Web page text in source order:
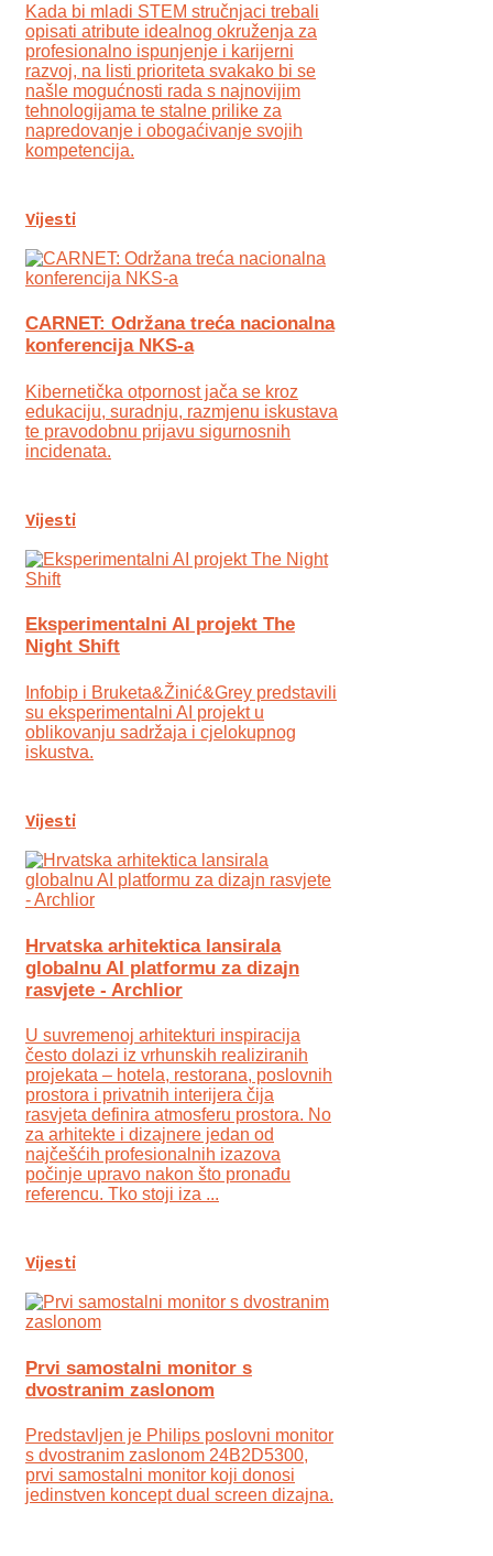
Kada bi mladi STEM stručnjaci trebali
opisati atribute idealnog okruženja za
profesionalno ispunjenje i karijerni
razvoj, na listi prioriteta svakako bi se
našle mogućnosti rada s najnovijim
tehnologijama te stalne prilike za
napredovanje i obogaćivanje svojih
kompetencija.
Vijesti
CARNET: Održana treća nacionalna
konferencija NKS-a
Kibernetička otpornost jača se kroz
edukaciju, suradnju, razmjenu iskustava
te pravodobnu prijavu sigurnosnih
incidenata.
Vijesti
Eksperimentalni AI projekt The
Night Shift
Infobip i Bruketa&Žinić&Grey predstavili
su eksperimentalni AI projekt u
oblikovanju sadržaja i cjelokupnog
iskustva.
Vijesti
Hrvatska arhitektica lansirala
globalnu AI platformu za dizajn
rasvjete - Archlior
U suvremenoj arhitekturi inspiracija
često dolazi iz vrhunskih realiziranih
projekata – hotela, restorana, poslovnih
prostora i privatnih interijera čija
rasvjeta definira atmosferu prostora. No
za arhitekte i dizajnere jedan od
najčešćih profesionalnih izazova
počinje upravo nakon što pronađu
referencu. Tko stoji iza ...
Vijesti
Prvi samostalni monitor s
dvostranim zaslonom
Predstavljen je Philips poslovni monitor
s dvostranim zaslonom 24B2D5300,
prvi samostalni monitor koji donosi
jedinstven koncept dual screen dizajna.